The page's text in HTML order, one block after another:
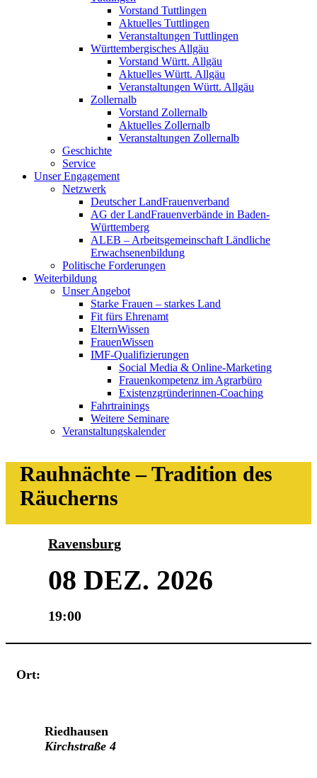
Vorstand Tuttlingen
Aktuelles Tuttlingen
Veranstaltungen Tuttlingen
Württembergisches Allgäu
Vorstand Württ. Allgäu
Aktuelles Württ. Allgäu
Veranstaltungen Württ. Allgäu
Zollernalb
Vorstand Zollernalb
Aktuelles Zollernalb
Veranstaltungen Zollernalb
Geschichte
Service
Unser Engagement
Netzwerk
Deutscher LandFrauenverband
AG der LandFrauenverbände in Baden-
Württemberg
ALEB – Arbeitsgemeinschaft Ländliche
Erwachsenenbildung
Politische Forderungen
Weiterbildung
Unser Angebot
Starke Frauen – starkes Land
Fit fürs Ehrenamt
ElternWissen
FrauenWissen
IMF-Qualifizierungen
Social Media & Online-Marketing
Frauenkompetenz im Agrarbüro
Existenzgründerinnen-Coaching
Fahrtrainings
Weitere Seminare
Veranstaltungskalender
Rauhnächte – Tradition des
Räucherns
Ravensburg
08 DEZ. 2026
19:00
Ort:
Riedhausen
Kirchstraße 4